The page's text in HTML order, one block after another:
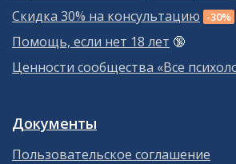
Скидка 30% на консультацию -30%
Помощь, если нет 18 лет 🔞
Ценности сообщества «Все
Документы
Пользовательское соглашение